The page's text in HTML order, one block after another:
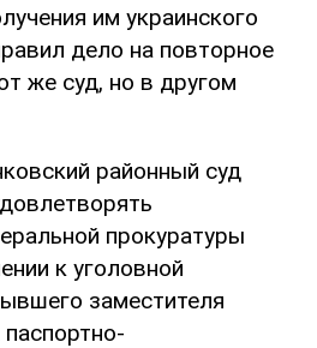
им украинского
дело на повторное
же суд, но в другом
районный суд
прокуратуры
к уголовной
заместителя